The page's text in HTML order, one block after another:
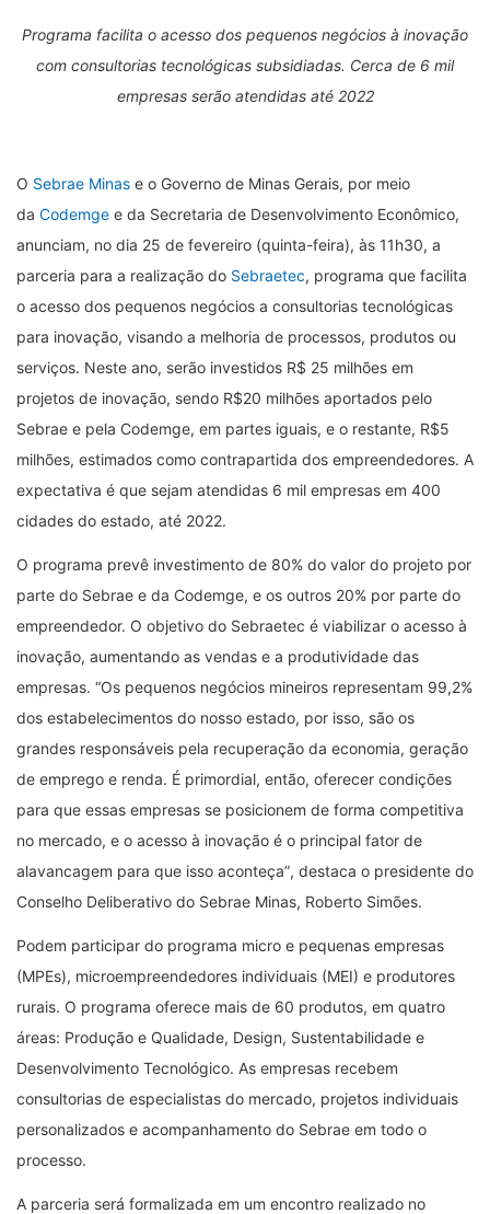
Programa facilita o acesso dos pequenos negócios à inovação
com consultorias tecnológicas subsidiadas. Cerca de 6 mil
empresas serão atendidas até 2022
O Sebrae Minas e o Governo de Minas Gerais, por meio
da Codemge e da Secretaria de Desenvolvimento Econômico,
anunciam, no dia 25 de fevereiro (quinta-feira), às 11h30, a
parceria para a realização do Sebraetec, programa que facilita
o acesso dos pequenos negócios a consultorias tecnológicas
para inovação, visando a melhoria de processos, produtos ou
serviços. Neste ano, serão investidos R$ 25 milhões em
projetos de inovação, sendo R$20 milhões aportados pelo
Sebrae e pela Codemge, em partes iguais, e o restante, R$5
milhões, estimados como contrapartida dos empreendedores. A
expectativa é que sejam atendidas 6 mil empresas em 400
cidades do estado, até 2022.
O programa prevê investimento de 80% do valor do projeto por
parte do Sebrae e da Codemge, e os outros 20% por parte do
empreendedor. O objetivo do Sebraetec é viabilizar o acesso à
inovação, aumentando as vendas e a produtividade das
empresas. “Os pequenos negócios mineiros representam 99,2%
dos estabelecimentos do nosso estado, por isso, são os
grandes responsáveis pela recuperação da economia, geração
de emprego e renda. É primordial, então, oferecer condições
para que essas empresas se posicionem de forma competitiva
no mercado, e o acesso à inovação é o principal fator de
alavancagem para que isso aconteça”, destaca o presidente do
Conselho Deliberativo do Sebrae Minas, Roberto Simões.
Podem participar do programa micro e pequenas empresas
(MPEs), microempreendedores individuais (MEI) e produtores
rurais. O programa oferece mais de 60 produtos, em quatro
áreas: Produção e Qualidade, Design, Sustentabilidade e
Desenvolvimento Tecnológico. As empresas recebem
consultorias de especialistas do mercado, projetos individuais
personalizados e acompanhamento do Sebrae em todo o
processo.
A parceria será formalizada em um encontro realizado no